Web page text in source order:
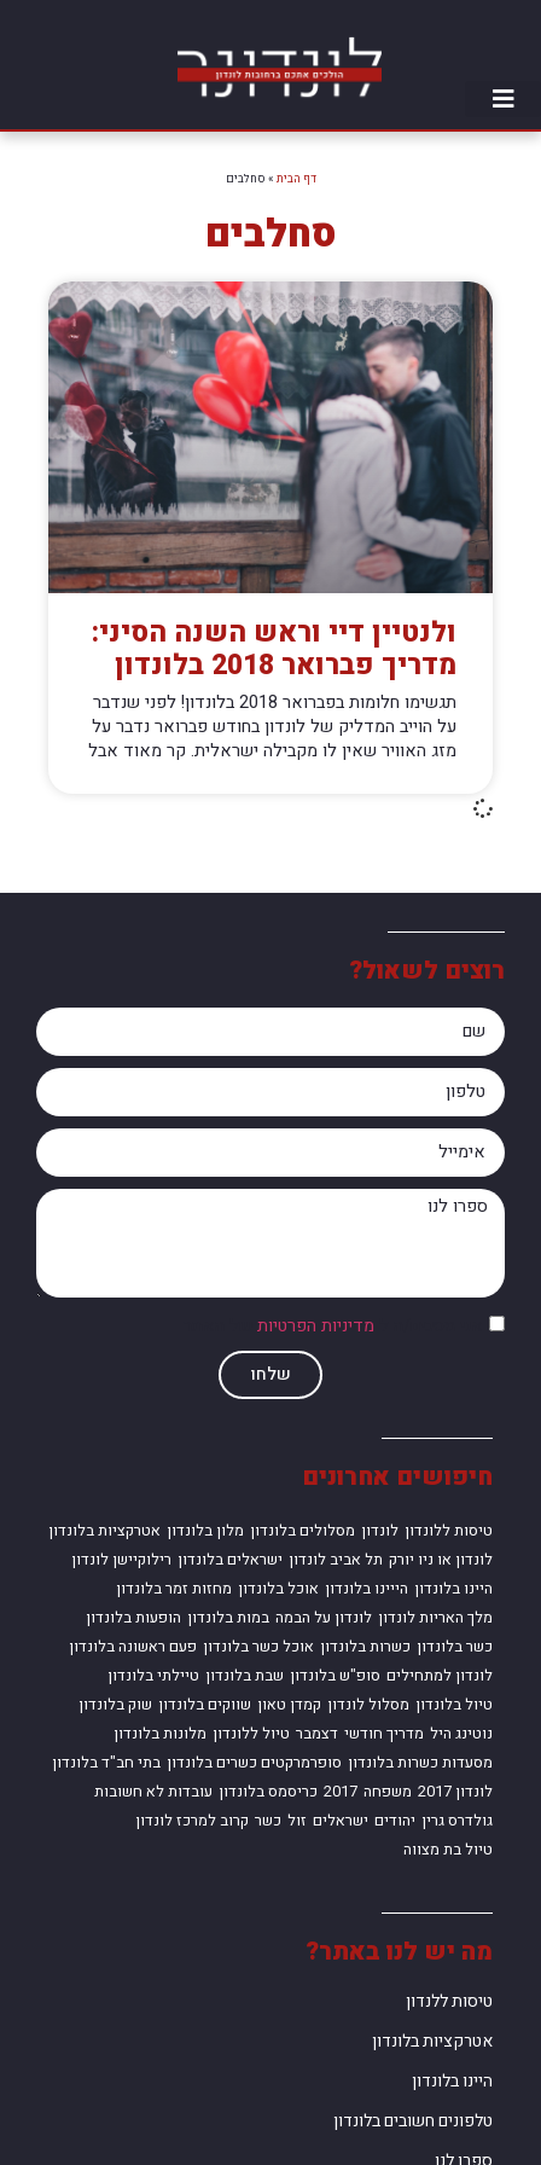
דף הבית » סחלבים
סחלבים
ולנטיין דיי וראש השנה הסיני:
מדריך פברואר 2018 בלונדון
תגשימו חלומות בפברואר 2018 בלונדון! לפני שנדבר
על הוייב המדליק של לונדון בחודש פברואר נדבר על
מזג האוויר שאין לו מקבילה ישראלית. קר מאוד אבל
מה יש לנו באתר?
טיסות ללנדון
אטרקציות בלונדון
היינו בלונדון
טלפונים חשובים בלונדון
חיפושים אחרונים
טיסות ללונדון לונדון מסלולים בלונדון מלון בלונדון אטרקציות בלונדון
לונדון או ניו יורק תל אביב לונדון ישראלים בלונדון רילוקיישן לונדון
היינו בלונדון הייינו בלונדון אוכל בלונדון מחזות זמר בלונדון
מלך האריות לונדון לונדון על הבמה במות בלונדון הופעות בלונדון
כשר בלונדון כשרות בלונדון אוכל כשר בלונדון פעם ראשונה בלונדון
לונדון למתחילים סופ"ש בלונדון שבת בלונדון טיילתי בלונדון
טיול בלונדון מסלול לונדון קמדן טאון שווקים בלונדון שוק בלונדון
נוטינג היל מדריך חודשי דצמבר טיול ללונדון מלונות בלונדון
מסעדות כשרות בלונדון סופרמרקטים כשרים בלונדון בתי חב"ד בלונדון
לונדון 2017
משפחה 2017 כריסמס בלונדון עובדות לא חשובות
גולדרס גרין יהודים ישראלים זול כשר קרוב למרכז לונדון
טיול בת מצווה
רוצים לשאול?
מדיניות הפרטיות
שלחו